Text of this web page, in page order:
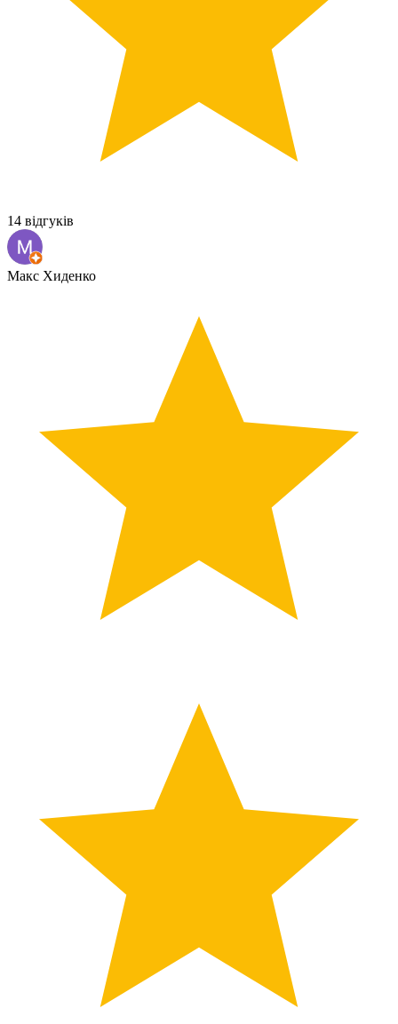
14 відгуків
Макс Хиденко